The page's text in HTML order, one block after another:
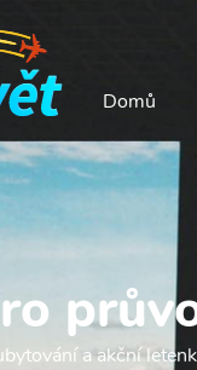
Domů
a akční